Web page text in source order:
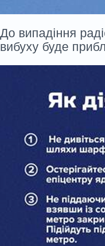
До випадіння
вибуху буде